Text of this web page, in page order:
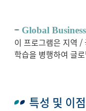
Global
이 프로그램은 지역
학습을 병행하여 글
특성 및 이점